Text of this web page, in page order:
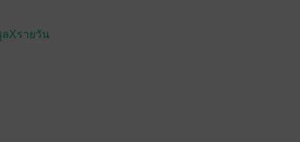
Xรายวัน